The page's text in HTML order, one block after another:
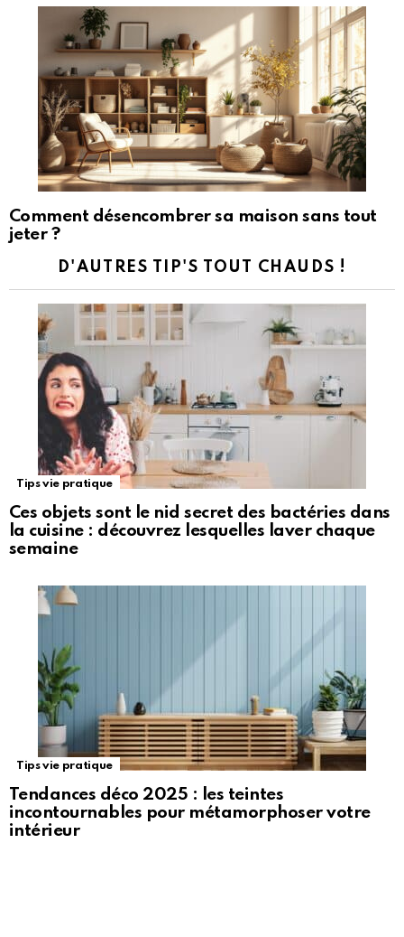
Comment désencombrer sa maison sans tout
jeter ?
D'AUTRES TIP'S TOUT CHAUDS !
Tips vie pratique
Ces objets sont le nid secret des bactéries dans
la cuisine : découvrez lesquelles laver chaque
semaine
Tips vie pratique
Tendances déco 2025 : les teintes
incontournables pour métamorphoser votre
intérieur